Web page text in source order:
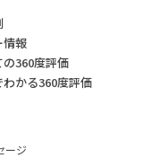
情報
の360度評価
わかる360度評価
ージ